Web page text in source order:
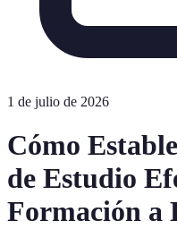
1 de julio de 2026
Cómo
de Estudio
Formación a